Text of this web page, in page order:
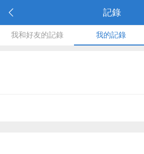
記錄
我和好友的記錄 我的記錄